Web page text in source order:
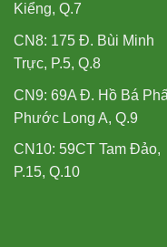
Kiểng, Q.7
CN8: 175 Đ. Bùi Minh
Trực, P.5, Q.8
CN9: 69A Đ. Hồ Bá
Phước Long A, Q.9
CN10: 59CT Tam Đảo,
P.15, Q.10